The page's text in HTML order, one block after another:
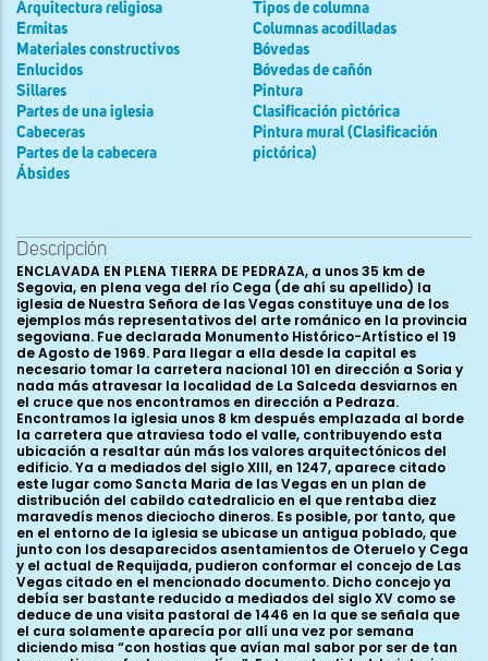
Arquitectura religiosa
Ermitas
Materiales constructivos
Enlucidos
Sillares
Partes de una iglesia
Cabeceras
Partes de la cabecera
Ábsides
Tipos de columna
Columnas acodilladas
Bóvedas
Bóvedas de cañón
Pintura
Clasificación pictórica
Pintura mural (Clasificación
pictórica)
Descripción
ENCLAVADA EN PLENA TIERRA DE PEDRAZA, a unos 35 km de Segovia, en plena vega del río Cega (de ahí su apellido) la iglesia de Nuestra Señora de las Vegas constituye una de los ejemplos más representativos del arte románico en la provincia segoviana. Fue declarada Monumento Histórico-Artístico el 19 de Agosto de 1969. Para llegar a ella desde la capital es necesario tomar la carretera nacional 101 en dirección a Soria y nada más atravesar la localidad de La Salceda desviarnos en el cruce que nos encontramos en dirección a Pedraza. Encontramos la iglesia unos 8 km después emplazada al borde la carretera que atraviesa todo el valle, contribuyendo esta ubicación a resaltar aún más los valores arquitectónicos del edificio. Ya a mediados del siglo XIII, en 1247, aparece citado este lugar como Sancta Maria de las Vegas en un plan de distribución del cabildo catedralicio en el que rentaba diez maravedís menos dieciocho dineros. Es posible, por tanto, que en el entorno de la iglesia se ubicase un antigua poblado, que junto con los desaparecidos asentamientos de Oteruelo y Cega y el actual de Requijada, pudieron conformar el concejo de Las Vegas citado en el mencionado documento. Dicho concejo ya debía ser bastante reducido a mediados del siglo XV como se deduce de una visita pastoral de 1446 en la que se señala que el cura solamente aparecía por allí una vez por semana diciendo misa “con hostias que avían mal sabor por ser de tan luengo tiempo fechas que olían”. En la actualidad, la iglesia se encuentra totalmente aislada teniendo como núcleo de población más cercano a unos 2 km el pueblo de Requijada. Madoz en 1849 considera este templo como una de las dos ermitas del pueblo que se encontraba “a 1/8 leg. de él, en el camino de Pedraza para Segovia que sirvió en lo anterior de parroquia y en ella se celebra el día 8 de setiembre función y romería”. En 1812 la iglesia se convirtió en un anejo de la parroquia de Arahuetes y civilmente Requijada pasó a formar parte del Ayuntamiento de Santiuste de Pedraza en 1847. Destacar también el cariño y la importancia que esta iglesia tiene para los habitantes de la zona ya que albergaba la imagen románica de la patrona de la tierra de Pedraza, la Virgen de las Vegas, actualmente custodiada en el templo parroquial de Requijada. Exteriormente nos encontramos ante un edificio de dimensiones considerables con tres naves con sus correspondientes ábsides, aunque los dos laterales presentan un testero recto y sobre uno de ellos, concretamente el septentrional, se alza la torre campanario de la iglesia. La iglesia cuenta también con un pórtico adosado al costado de la nave meridional. El material constructivo empleado permanece oculto en su mayor parte bajo una capa de enfoscado de color blanquecino aunque es posible presuponer que el cuerpo de la iglesia incluida la cabecera está realizada en mampostería reforzada por sillares en esquinas, ventanas y cornisa; no así el pórtico, erigido con posterioridad a la iglesia que se encuentra construido íntegramente con sillería. La cabecera de la iglesia presenta un esquema muy sencillo en cuanto a la decoración se refiere, solamente alterada por la presencia de las ventanas que iluminan el interior; el ábside principal es ligeramente más elevado que su adosado ábside sur y su tambor liso y oculto bajo capas de cal, únicamente está animado por tres pequeñas ventanas saeteras con un ligero abocinamiento interior construidas con sillería y ubicadas en cada uno de los laterales y en la parte central. La cornisa que sustenta el tejado tiene un perfil biselado y canecillos todos ellos de tipo caveto. El ábside sur, igualmente liso y enfoscado, tiene en centro una pequeña ventana de tipo saetera abocinada al interior, configurada mediante un pequeño arco de medio punto y dos pequeñas arquivoltas, la interna sobre minúsculos capiteles sin decoración y la externa recogida por jambas prismáticas y cimacios de nacela. La ventana queda protegida por una chambrana configurada sucesivamente por un fino bocel, una moldura de mediacaña y un listel. La cornisa y canecillos que rodean el perímetro de este ábside no presentan ninguna diferencia con los del ábside principal. Finalmente, el ábside más septentrional se encuentra enfoscado como los dos anteriores aunque aquí se pueden percibir en las esquinas unas líneas blancas que imitan un despiece de sillería. La ventana de la parte central, saetera con abocinamiento interno, está formada por un arquito de medio punto con intradós abocelado que descansa en estilizadas columnas de fustes monolíticos que llevan pequeños capiteles con hojas que vuelven sus puntas en espiral formando diminutos crochets; entre las hojas se tallan en cada cesta pequeñas cabecitas humanas. El arco se rodea por una arquivolta conformada por tres filas de boceles partidos o en zigzag decoración que, aunque aquí se utilice en una ventana, podemos verla en portadas y pórticos de iglesias de la provincia como San Pedro de Gaíllos, Castroserna de Arriba, El Arenal de Orejana, Cascajares, Muñoveros, Sotosalbos, o la ermita de la Virgen de las Nieves de Rebollo por citar sólo algunos ejemplos. Hemos apuntado con anterioridad cómo la torre de la iglesia se encuentra construida sobre el ábside norte de la misma, hecho éste que se repite en otras iglesias de la tierra de Pedraza, casos de Aldealengua de Pedraza o Arcones, pero también en iglesias de la capital como San Quirce o San Andrés; en el caso de Las Vegas el acceso original al primer piso de la torre se encuentra en la cara sur constituido por una pequeña puerta con forma de arco de medio punto que todavía se conserva a la cual se accedía por una escalera colocada en el espacio existente entre el ábside principal y el ábside norte. La existencia de este espacio entre las capillas viene motivado por el esviaje del ábside septentrional respecto a la línea recta que marca el muro de la nave norte. Es decir, creemos que en el momento de erección de la capilla norte los constructores románicos eligen desviar el ábside respecto al eje de la nave para poder colocar una escalera a la cual se tiene acceso desde el interior de la iglesia. Actualmente, esta escalera ha desaparecido colocándose en su lugar una escalera de metal, pero todavía es posible ver en el lateral sur de la torre los riñones de la bóveda de piedra que cubría la primitiva escalera de subida a la torre. En cuanto al último cuerpo de la torre que alberga las troneras, dos en cada lado, se tiene documentada su fecha de reedificación realizada entre 1756 y 1758. Continuando el recorrido por el exterior del templo, nos encontramos en el último tramo del muro norte con una pequeña puerta románica de sillería con un arco de medio punto conformado por dovelas lisas y sin decoración que apoya en jambas prismáticas con las esquinas matadas por un bocel, cimacios de nacela y una chambrana que rodea al arco con tres filas de billetes. Junto a ella se descubrió en las obras de restauración de la iglesia un arco de ladrillo también con forma de medio punto; el tamaño y forma de estos ladrillos junto con la existencia de otros restos romanos en el entorno cercano de la iglesia nos hacen elucubrar sobre la presencia de este arco en la iglesia románica como una pervivencia de una anterior construcción, probablemente una villa romana o una basílica paleocristiana. Y es que en las excavaciones arqueológicas efectuadas en el edificio en los años setenta del siglo pasado apareció bajo la iglesia no sólo una interesante necrópolis medieval con restos datables entre los siglos IX al XIV sino que también se comprobó la existencia de construcciones tardoromanas, concretamente una piscina bautismal de inmersión, hoy visible en la esquina suroccidental de la nave sur de la iglesia, y un mausoleo con restos de mosaico en el pórtico justo debajo de la entrada principal. Almagro Gorbea y Caballero Zoreda concluyen que estas dos construcciones de carácter religiosofunerario formarían parte de una villa latifundista perteneciente al Bajo Imperio datable aproximadamente en el siglo V d. C. Estos dos historiadores observaron también durante las excavaciones restos de cimentación que les llevan a pensar en la existencia de una basílica presidiendo todo el conjunto. Es necesario, por tanto, apuntar aquí como la sacralización del solar en el que se asienta la ermita de Nuestra Señora de las Vegas se ha mantenido al menos desde época romana. Al contrario de lo que ocurre en otras iglesias segovianas en las que el espacio del pórtico se extiende por los costados meridional y occidental del edificio, en el caso de Las Vegas, el pórtico solamente se encuentra adosado al lateral sur incluyendo, eso sí, en su longitud total la nave y el ábside; está formado por siete arcos de medio punto recogidos por columnas pareadas que apoyan en un banco corrido con las esquinas matadas por un fino bocel. El tejado del pórtico está sujetado por varios canecillos entre los que se conservan algunos figurados con la representación de rostros humanos, cabezas de felinos, aves, serpientes, etc... Dos son las entradas que se conservan ubicadas en los laterales sur y este, caracterizadas fundamentalmente por su sencillez: la principal está conformada por un arco de medio punto doblado recogido por jamas prismáticas lisas y trasdosado por una chambrana con perfil de media caña y listel. En los cimacios se conserva una decoración a base de estrellas de cuatro puntas inscritas en un doble círculo formado por un entrelazo vegetal. La entrada ubicado en el lado este del pórtico, bastante deteriorada, tiene también un arco de medio punto de doble rosca completado por chambrana y cimacio de nacela. Como ya hemos apuntado, son siete los arcos que conforman esta estancia todos ellos de formato muy similar apoyados en dobles columnas coronadas por interesantes capiteles. Comenzando la descripción de este a oeste, nos encontramos primero con una escena mitológica tallándose en las caras estrechas de la c